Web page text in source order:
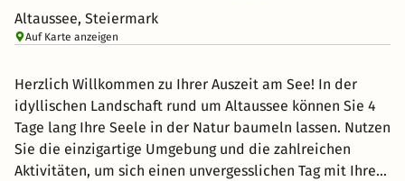
Altaussee, Steiermark
Auf Karte anzeigen
Herzlich Willkommen zu Ihrer Auszeit am See! In der
idyllischen Landschaft rund um Altaussee können Sie 4
Tage lang Ihre Seele in der Natur baumeln lassen. Nutzen
Sie die einzigartige Umgebung und die zahlreichen
Aktivitäten, um sich einen unvergesslichen Tag mit Ihrem